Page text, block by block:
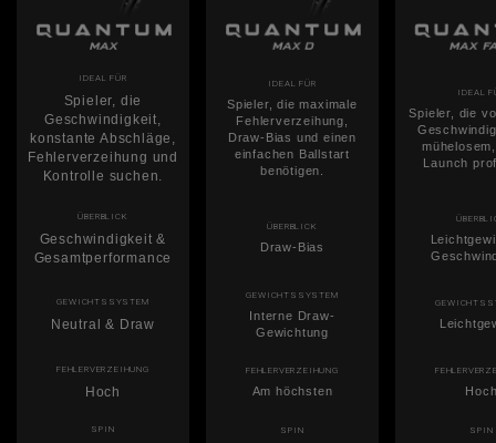
IDEAL FÜR
Spieler, die
Geschwindigkeit,
konstante Abschläge,
Fehlerverzeihung und
Kontrolle suchen.
IDEAL FÜR
Spieler, die maximale
Fehlerverzeihung,
Draw-Bias und einen
einfachen Ballstart
benötigen.
IDEAL
Spieler, die
Launch
ÜBERBLICK
Geschwindigkeit &
Gesamtperformance
ÜBERBLICK
Draw-Bias
GEWICHTSSYSTEM
Neutral & Draw
GEWICHTSSYSTEM
Interne Draw-
Gewichtung
FEHLERVERZEIHUNG
Hoch
FEHLERVERZEIHUNG
Am höchsten
SPIN SPIN SPIN